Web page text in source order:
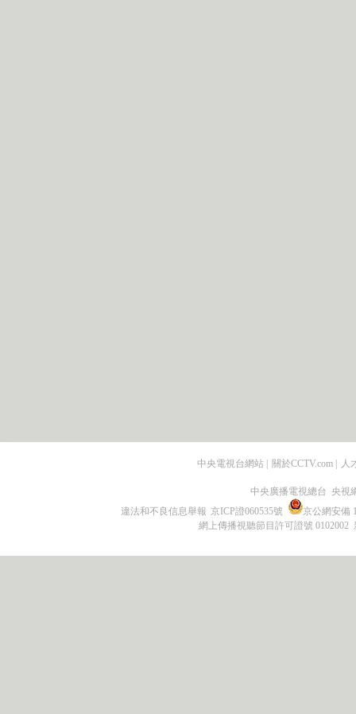
中央電視台網站 | 關於CCTV.com | 人
中央廣播電視總台 央視
違法和不良信息舉報 京ICP證060535號
京公網安備
網上傳播視聽節目許可證號 0102002